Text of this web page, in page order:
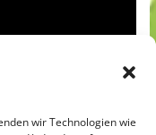
wir Technologien wie